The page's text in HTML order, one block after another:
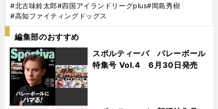
#北古味鈴太郎#四国アイランドリーグplus#岡島秀樹
#高知ファイティングドッグス
編集部のおすすめ
スポルティーバ バレーボール
特集号 Vol.4 6月30日発売